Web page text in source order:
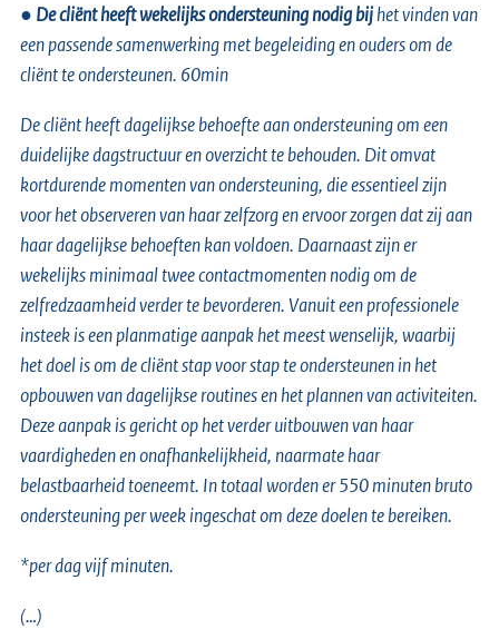
● De cliënt heeft wekelijks ondersteuning nodig bijhet vinden van
een passende samenwerking met begeleiding en ouders om de
cliënt te ondersteunen. 60min
De cliënt heeft dagelijkse behoefte aan ondersteuning om een
duidelijke dagstructuur en overzicht te behouden. Dit omvat
kortdurende momenten van ondersteuning, die essentieel zijn
voor het observeren van haar zelfzorg en ervoor zorgen dat zij aan
haar dagelijkse behoeften kan voldoen. Daarnaast zijn er
wekelijks minimaal twee contactmomenten nodig om de
zelfredzaamheid verder te bevorderen. Vanuit een professionele
insteek is een planmatige aanpak het meest wenselijk, waarbij
het doel is om de cliënt stap voor stap te ondersteunen in het
opbouwen van dagelijkse routines en het plannen van activiteiten.
Deze aanpak is gericht op het verder uitbouwen van haar
vaardigheden en onafhankelijkheid, naarmate haar
belastbaarheid toeneemt. In totaal worden er 550 minuten bruto
ondersteuning per week ingeschat om deze doelen te bereiken.
*per dag vijf minuten.
(…)